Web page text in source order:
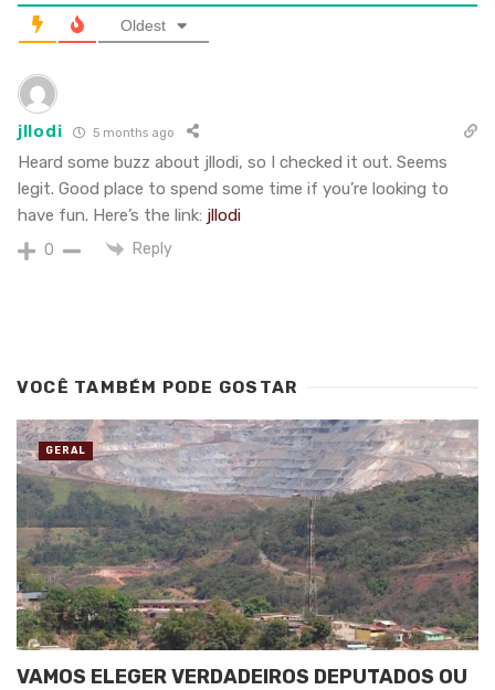
Oldest
jllodi 5 months ago
Heard some buzz about jllodi, so I checked it out. Seems
legit. Good place to spend some time if you’re looking to
have fun. Here’s the link: jllodi
0 Reply
VOCÊ TAMBÉM PODE GOSTAR
VAMOS ELEGER VERDADEIROS DEPUTADOS OU
GERAL